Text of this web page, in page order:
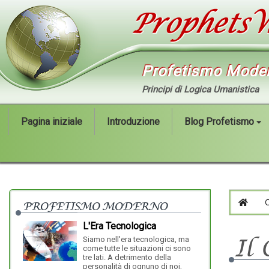
Profetismo
Principi di Logica Umanistica
Pagina iniziale Introduzione Blog Profetismo
HOME
Il
PROFETISMO MODERNO
L'Era Tecnologica
Siamo nell'era tecnologica, ma
come tutte le situazioni ci sono
tre lati. A detrimento della
personalità di ognuno di noi,
Il Profetismo
attraverso la